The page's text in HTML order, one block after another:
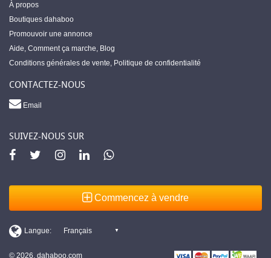
À propos
Boutiques dahaboo
Promouvoir une annonce
Aide, Comment ça marche, Blog
Conditions générales de vente, Politique de confidentialité
CONTACTEZ-NOUS
Email
SUIVEZ-NOUS SUR
Commencez à vendre
© 2026, dahaboo.com